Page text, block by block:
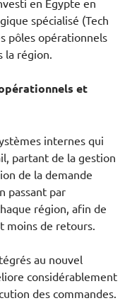
en Egypte en
spécialisé (Tech
pôles opérationnels
la région.
et
internes qui
partant de la gestion
de la demande
passant par
région, afin de
moins de retours.
au nouvel
considérablement
des commandes.